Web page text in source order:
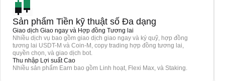
Sản phẩm Tiền kỹ thuật số Đa dạng
Giao dịch Giao ngay và Hợp đồng Tương lai
Nhiều dịch vụ bao gồm giao dịch giao ngay và ký quỹ, hợp đồng
tương lai USDT-M và Coin-M, copy trading hợp đồng tương lai,
quyền chọn, và giao dịch bot.
Thu nhập Lợi suất Cao
Nhiều sản phẩm Earn bao gồm Linh hoạt, Flexi Max, và Staking.